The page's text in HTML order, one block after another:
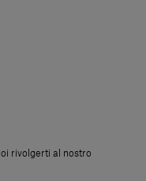
rivolgerti al nostro